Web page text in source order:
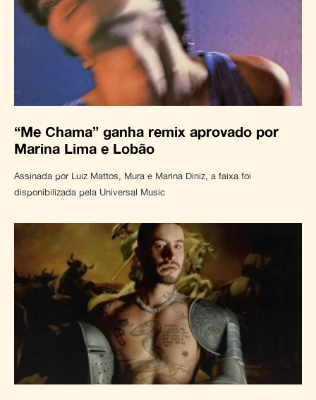
“Me Chama” ganha remix aprovado por
Marina Lima e Lobão
Assinada por Luiz Mattos, Mura e Marina Diniz, a faixa foi
disponibilizada pela Universal Music